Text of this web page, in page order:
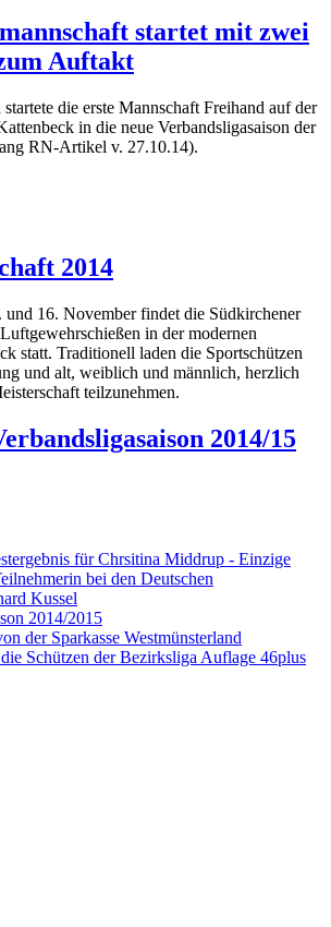
startet mit zwei
Auftakt
die erste Mannschaft Freihand auf der
in die neue Verbandsligasaison der
RN-Artikel v. 27.10.14).
2014
und 16. November findet die Südkirchener
in der modernen
statt. Traditionell laden die Sportschützen
und alt, weiblich und männlich, herzlich
teilzunehmen.
2014/15
für Chrsitina Middrup - Einzige
bei den Deutschen
Kussel
2014/2015
der Sparkasse Westmünsterland
Schützen der Bezirksliga Auflage 46plus